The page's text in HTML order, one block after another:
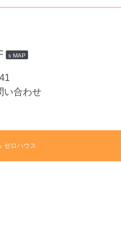
MAP
い合わせ
ゼロハウス